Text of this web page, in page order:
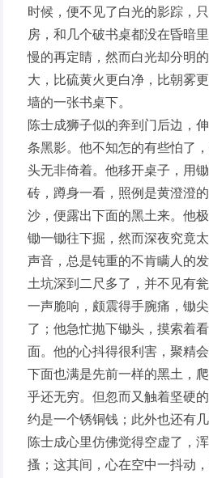
时候，便不见了白光的影踪，
房，和几个破书桌都没在昏暗
慢的再定睛，然而白光却分明
大，比硫黄火更白净，比朝雾
墙的一张书桌下。
陈士成狮子似的奔到门后边，
条黑影。他不知怎的有些怕了
头无非倚着。他移开桌子，用
砖，蹲身一看，照例是黄澄澄
沙，便露出下面的黑土来。他
锄一锄往下掘，然而深夜究竟
声音，总是钝重的不肯瞒人的发
土坑深到二尺多了，并不见有
一声脆响，颇震得手腕痛，锄
了；他急忙抛下锄头，摸索着
面。他的心抖得很利害，聚精
下面也满是先前一样的黑土，
乎还无穷。但忽而又触着坚硬
约是一个锈铜钱；此外也还有几
陈士成心里仿佛觉得空虚了，
搔；这其间，心在空中一抖动